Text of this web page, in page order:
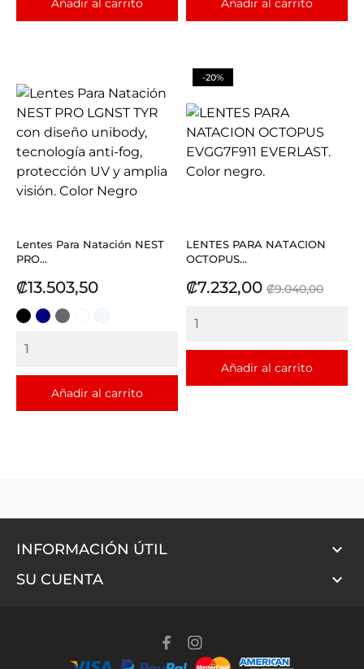
Añadir al carrito Añadir al carrito
Lentes Para Natación NEST
PRO...
Precio
₡13.503,50
NEGRO
AZULGRIS
Añadir al carrito
LENTES PARA NATACION
OCTOPUS...
Precio
₡7.232,00 Precio
₡9.040,00
Añadir al carrito
-20%
INFORMACIÓN ÚTIL 
SU CUENTA 